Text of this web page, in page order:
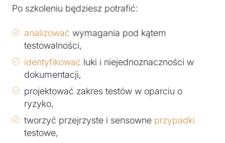
Po szkoleniu będziesz potrafić:
analizować wymagania pod kątem
testowalności,
identyfikować luki i niejednoznaczności w
dokumentacji,
projektować zakres testów w oparciu o
ryzyko,
tworzyć przejrzyste i sensowne przypadki
testowe,